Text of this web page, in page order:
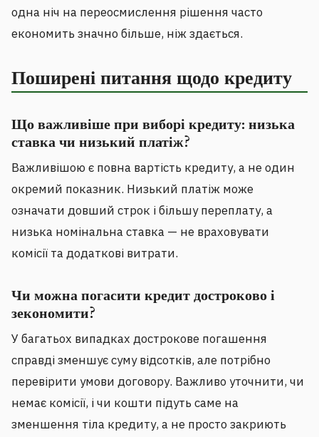
одна ніч на переосмислення рішення часто
економить значно більше, ніж здається.
Поширені питання щодо кредиту
Що важливіше при виборі кредиту: низька
ставка чи низький платіж?
Важливішою є повна вартість кредиту, а не один
окремий показник. Низький платіж може
означати довший строк і більшу переплату, а
низька номінальна ставка — не враховувати
комісії та додаткові витрати.
Чи можна погасити кредит достроково і
зекономити?
У багатьох випадках дострокове погашення
справді зменшує суму відсотків, але потрібно
перевірити умови договору. Важливо уточнити, чи
немає комісії, і чи кошти підуть саме на
зменшення тіла кредиту, а не просто закриють